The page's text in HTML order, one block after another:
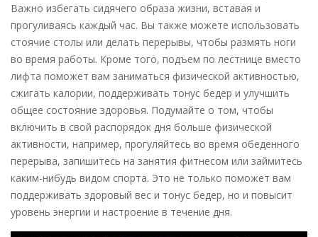
Важно избегать сидячего образа жизни, вставая и
прогуливаясь каждый час. Вы также можете использовать
стоячие столы или делать перерывы, чтобы размять ноги
во время работы. Кроме того, подъем по лестнице вместо
лифта поможет вам заниматься физической активностью,
сжигать калории, поддерживать тонус бедер и улучшить
общее состояние здоровья. Подумайте о том, чтобы
включить в свой распорядок дня больше физической
активности, например, прогуляйтесь во время обеденного
перерыва, запишитесь на занятия фитнесом или займитесь
каким-нибудь видом спорта. Это не только поможет вам
поддерживать здоровый вес и тонус бедер, но и повысит
уровень энергии и настроение в течение дня.